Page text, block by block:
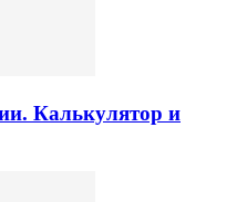
Калькулятор и